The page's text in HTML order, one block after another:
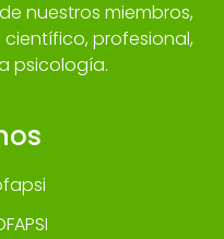
nuestros miembros,
profesional,
psicología.